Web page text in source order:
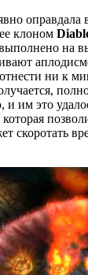
оправдала
клоном
на
отнести ни к
им это
скоротать